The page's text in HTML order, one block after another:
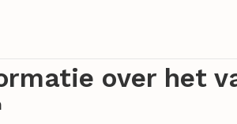
over het